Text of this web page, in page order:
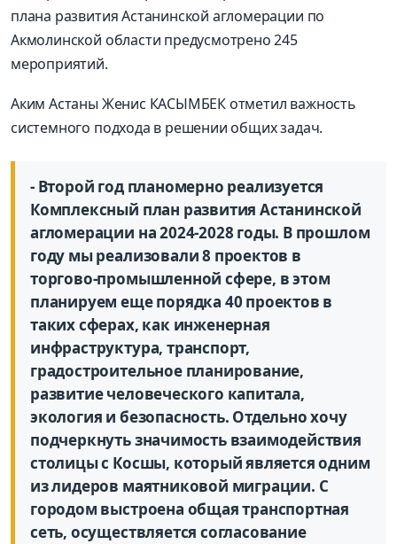
плана развития Астанинской агломерации по
Акмолинской области предусмотрено 245
мероприятий.
Аким Астаны Женис КАСЫМБЕК отметил важность
системного подхода в решении общих задач.
- Второй год планомерно реализуется
Комплексный план развития Астанинской
агломерации на 2024-2028 годы. В прошлом
году мы реализовали 8 проектов в
торгово-промышленной сфере, в этом
планируем еще порядка 40 проектов в
таких сферах, как инженерная
инфраструктура, транспорт,
градостроительное планирование,
развитие человеческого капитала,
экология и безопасность. Отдельно хочу
подчеркнуть значимость взаимодействия
столицы с Косшы, который является одним
из лидеров маятниковой миграции. С
городом выстроена общая транспортная
сеть, осуществляется согласование